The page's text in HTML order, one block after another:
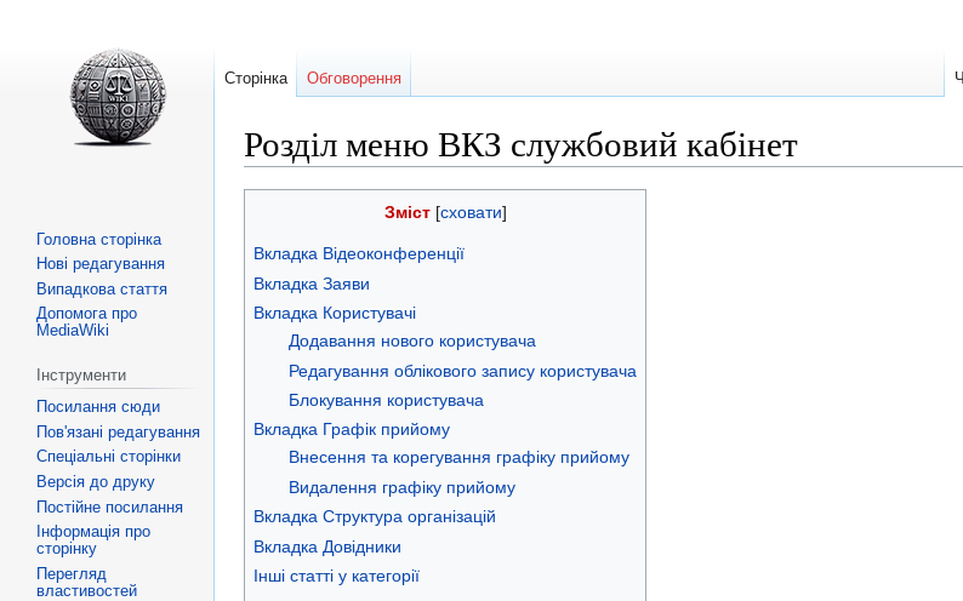
Розділ меню ВКЗ службовий кабінет
навігації
пошуку
Зміст
Вкладка Відеоконференції
Вкладка Заяви
Вкладка Користувачі
Додавання нового користувача
Редагування облікового запису користувача
Блокування користувача
Вкладка Графік прийому
Внесення та корегування графіку прийому
Видалення графіку прийому
Вкладка Структура організацій
Вкладка Довідники
Інші статті у категорії
Сторінка Обговорення
Головна сторінка
Нові редагування
Випадкова стаття
Допомога про
MediaWiki
Інструменти
Посилання сюди
Пов'язані редагування
Спеціальні сторінки
Версія до друку
Постійне посилання
Інформація про
сторінку
Перегляд
властивостей